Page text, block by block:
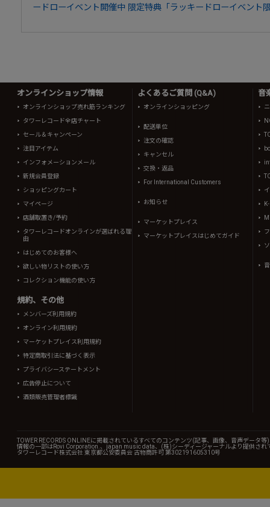
ードローイベント開催中 限定特典「ラッキードローイベント
オンラインショップ情報
オンラインショップ売れ筋ランキング
タワーレコード全店チャート
セール＆キャンペーン
注目アイテム
インフォメーションメール
新規会員登録
ショッピングカート
マイページ
店舗取置き/予約
タワーレコードオンラインが選ばれる理
由
はじめてのお客様へ
欲しい物リストの使い方
コレクション機能の使い方
規約、その他
メンバーズ利用規約
オンライン利用規約
マーケットプレイス利用規約
特定商取引法に基づく表示
プライバシーステートメント
広告停止について
酒類販売管理者標識
よくあるご質問 (Q&A)
オンラインショッピング
配送単位
注文の確認
キャンセル
交換・返品
For International Customers
お知らせ
マーケットプレイス
マーケットプレイスはじめてガイド
音
TOWER RECORDS ONLINEに掲載されているすべてのコンテンツ(記事、画像、音声データ
情報の一部はRovi Corporation.、japan music data、(株)シーディージャーナルより提供され
タワーレコード株式会社 東京都公安委員会 古物商許可 第302191605310号